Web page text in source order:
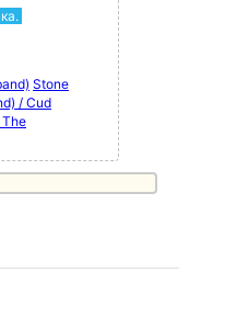
Stone
/ Cud
The